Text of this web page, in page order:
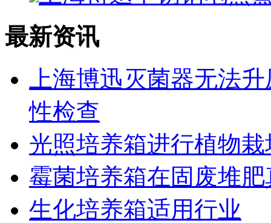
最新资讯
上海博迅灭菌器无法
性检查
光照培养箱进行植物
霉菌培养箱在固废堆
生化培养箱适用行业